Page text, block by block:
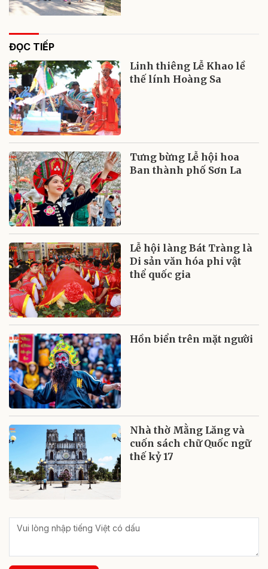
ĐỌC TIẾP
Linh thiêng Lễ Khao lề
thế lính Hoàng Sa
Tưng bừng Lễ hội hoa
Ban thành phố Sơn La
Lễ hội làng Bát Tràng là
Di sản văn hóa phi vật
thể quốc gia
Hồn biển trên mặt người
Nhà thờ Mằng Lăng và
cuốn sách chữ Quốc ngữ
thế kỷ 17